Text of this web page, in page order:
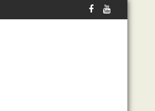
สู่แพลตฟอร์มออนไลน์